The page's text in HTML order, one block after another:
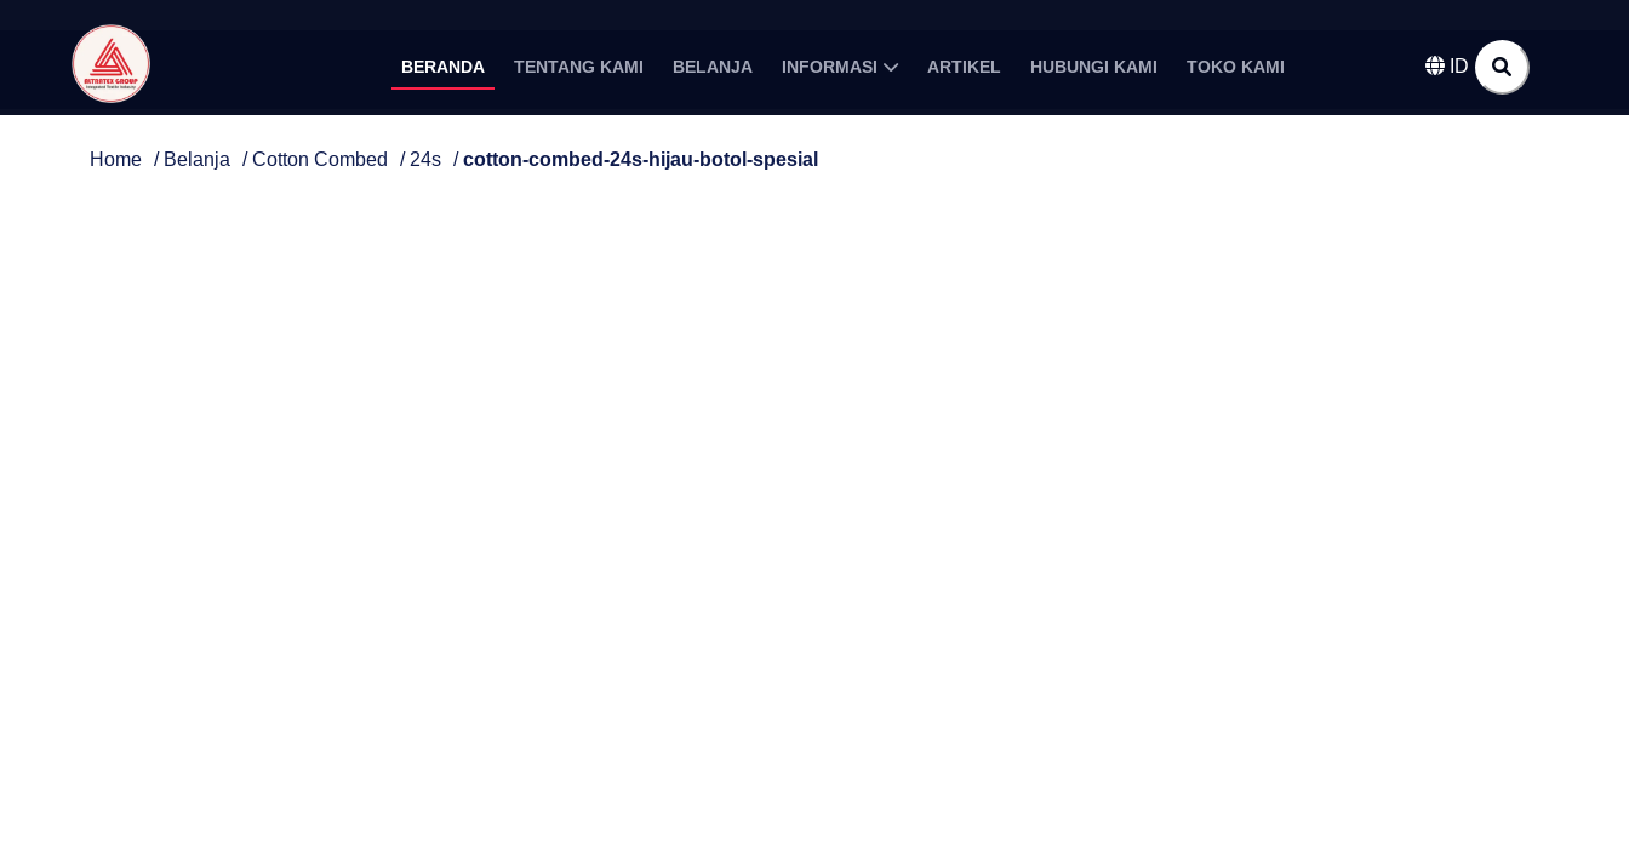
BERANDA TENTANG KAMI BELANJA INFORMASI ARTIKEL HUBUNGI KAMI TOKO KAMI ID
Home / Belanja /Cotton Combed / 24s /cotton-combed-24s-hijau-botol-spesial